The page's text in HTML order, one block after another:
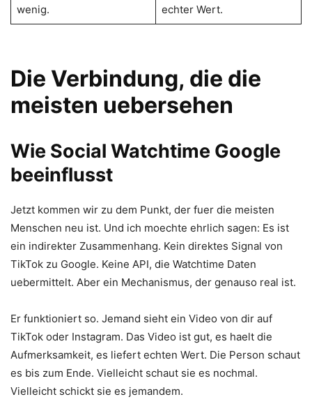
wenig.
echter Wert.
Die Verbindung, die die
meisten uebersehen
Wie Social Watchtime Google
beeinflusst
Jetzt kommen wir zu dem Punkt, der fuer die meisten
Menschen neu ist. Und ich moechte ehrlich sagen: Es ist
ein indirekter Zusammenhang. Kein direktes Signal von
TikTok zu Google. Keine API, die Watchtime Daten
uebermittelt. Aber ein Mechanismus, der genauso real ist.
Er funktioniert so. Jemand sieht ein Video von dir auf
TikTok oder Instagram. Das Video ist gut, es haelt die
Aufmerksamkeit, es liefert echten Wert. Die Person schaut
es bis zum Ende. Vielleicht schaut sie es nochmal.
Vielleicht schickt sie es jemandem.